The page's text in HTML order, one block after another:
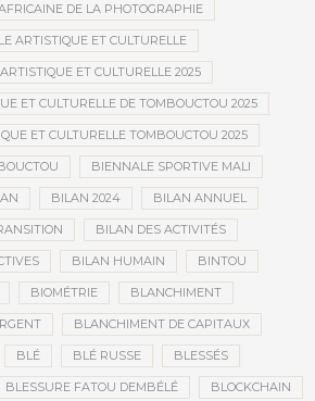
DE LA PHOTOGRAPHIE
ARTISTIQUE ET CULTURELLE
ET CULTURELLE 2025
ET CULTURELLE DE TOMBOUCTOU 2025
ET CULTURELLE TOMBOUCTOU 2025
BIENNALE SPORTIVE MALI
BILAN 2024 BILAN ANNUEL
BILAN DES ACTIVITÉS
BILAN HUMAIN BINTOU
BIOMÉTRIE BLANCHIMENT
BLANCHIMENT DE CAPITAUX
BLÉ BLÉ RUSSE BLESSÉS
BLESSURE FATOU DEMBÉLÉ BLOCKCHAIN